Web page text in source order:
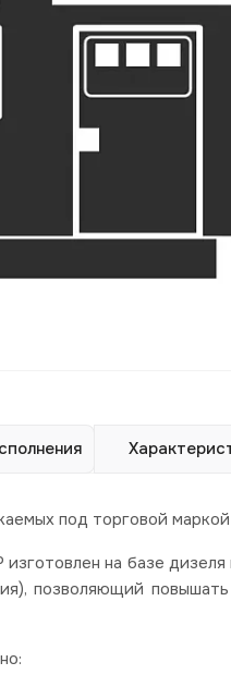
под торговой
на базе
позволяющий